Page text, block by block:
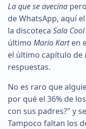
La que se avecina
de WhatsApp, aquí
la discoteca Sala Cool
último Mario Karten
el último capítulo de
respuestas.
No es raro que
por qué el 36% de
con sus padres?" y
Tampoco faltan los